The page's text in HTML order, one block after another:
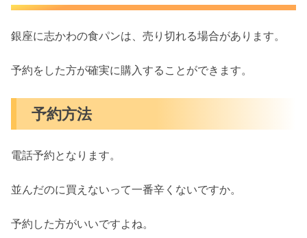
銀座に志かわの食パンは、売り切れる場合があります。
予約をした方が確実に購入することができます。
予約方法
電話予約となります。
並んだのに買えないって一番辛くないですか。
予約した方がいいですよね。